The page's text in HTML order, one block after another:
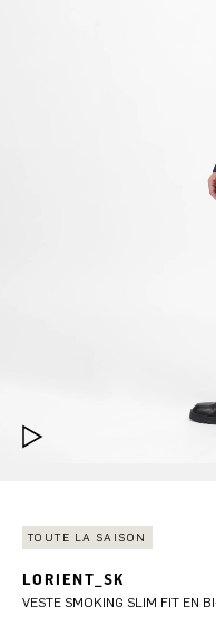
TOUTE LA SAISON
LORIENT_SK
VESTE SMOKING SLIM FIT EN